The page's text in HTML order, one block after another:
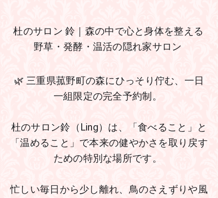
杜のサロン 鈴｜森の中で心と身体を整える
野草・発酵・温活の隠れ家サロン
🌿 三重県菰野町の森にひっそり佇む、一日
一組限定の完全予約制。
杜のサロン鈴（Ling）は、「食べること」と
「温めること」で本来の健やかさを取り戻す
ための特別な場所です。
忙しい毎日から少し離れ、鳥のさえずりや風